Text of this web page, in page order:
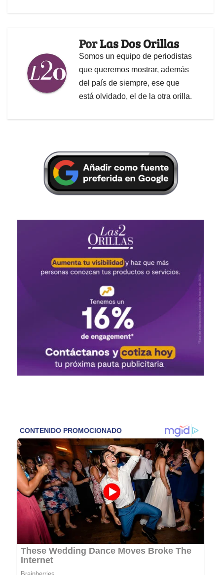
PorLas Dos Orillas
Somos un equipo de periodistas
que queremos mostrar, además
del país de siempre, ese que
está olvidado, el de la otra orilla.